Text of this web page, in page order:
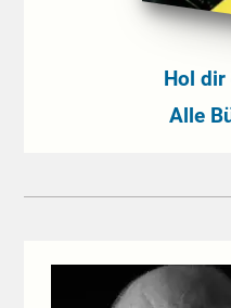
Hol dir
Alle